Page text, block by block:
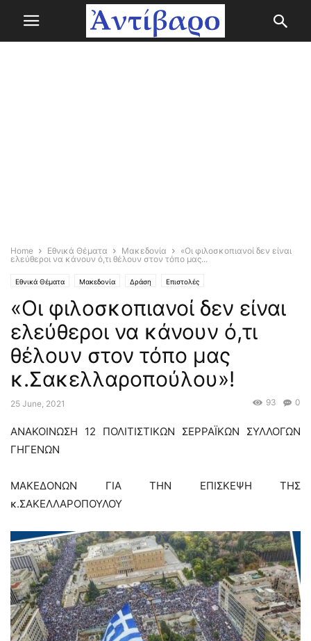
Home Εθνικά Θέματα Μακεδονία
«Οι φιλοσκοπιανοί δεν είναι
ελεύθεροι να κάνουν ό,τι θέλουν στον τόπο μας...
Εθνικά Θέματα Μακεδονία Δράση Επιστολές
«Οι φιλοσκοπιανοί δεν είναι
ελεύθεροι να κάνουν ό,τι
θέλουν στον τόπο μας
κ.Σακελλαροπούλου»!
25 June, 2021 0
93
ΑΝΑΚΟΙΝΩΣΗ 12 ΠΟΛΙΤΙΣΤΙΚΩΝ ΣΕΡΡΑΪΚΩΝ ΣΥΛΛΟΓΩΝ
ΓΗΓΕΝΩΝ
ΜΑΚΕΔΟΝΩΝ ΓΙΑ ΤΗΝ ΕΠΙΣΚΕΨΗ ΤΗΣ
κ.ΣΑΚΕΛΛΑΡΟΠΟΥΛΟΥ